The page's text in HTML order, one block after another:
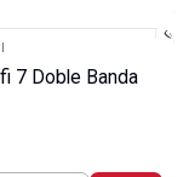
7 Doble Banda